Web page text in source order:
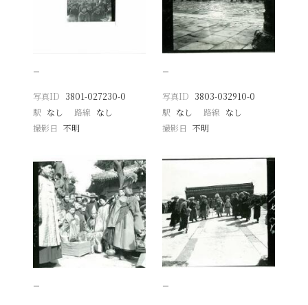
−
写真ID 3801-027230-0
駅 なし 路線 なし
撮影日
不明
−
写真ID 3803-032910-0
駅 なし 路線 なし
撮影日 不明
− −